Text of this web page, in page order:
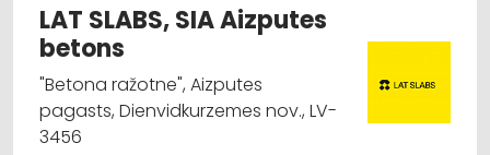
LAT SLABS, SIA Aizputes
betons
"Betona ražotne", Aizputes
pagasts, Dienvidkurzemes nov., LV-
3456